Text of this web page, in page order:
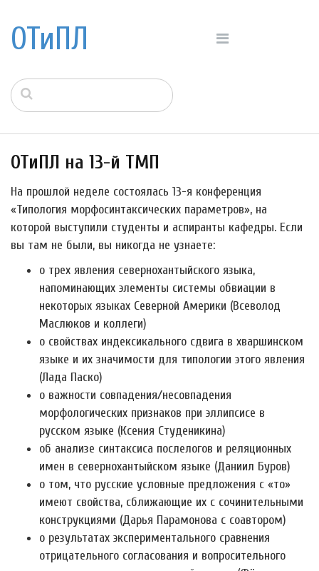
ОТиПЛ
ОТиПЛ на 13-й ТМП
На прошлой неделе состоялась 13-я конференция
«Типология морфосинтаксических параметров», на
которой выступили студенты и аспиранты кафедры. Если
вы там не были, вы никогда не узнаете:
о трех явления севернохантыйского языка,
напоминающих элементы системы обвиации в
некоторых языках Северной Америки (Всеволод
Маслюков и коллеги)
о свойствах индексикального сдвига в хваршинском
языке и их значимости для типологии этого явления
(Лада Паско)
о важности совпадения/несовпадения
морфологических признаков при эллипсисе в
русском языке (Ксения Студеникина)
об анализе синтаксиса послелогов и реляционных
имен в севернохантыйском языке (Даниил Буров)
о том, что русские условные предложения с «то»
имеют свойства, сближающие их с сочинительными
конструкциями (Дарья Парамонова с соавтором)
о результатах экспериментального сравнения
отрицательного согласования и вопросительного